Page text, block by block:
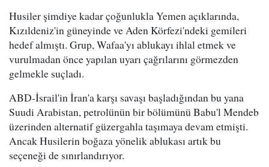
Husiler şimdiye kadar çoğunlukla Yemen açıklarında,
Kızıldeniz'in güneyinde ve Aden Körfezi'ndeki gemileri
hedef almıştı. Grup, Wafaa'yı ablukayı ihlal etmek ve
vurulmadan önce yapılan uyarı çağrılarını görmezden
gelmekle suçladı.
ABD-İsrail'in İran'a karşı savaşı başladığından bu yana
Suudi Arabistan, petrolünün bir bölümünü Babu'l Mendeb
üzerinden alternatif güzergahla taşımaya devam etmişti.
Ancak Husilerin boğaza yönelik ablukası artık bu
seçeneği de sınırlandırıyor.